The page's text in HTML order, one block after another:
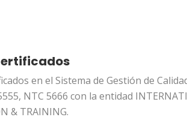
en el Sistema de Gestión de
NTC 5666 con la entidad
& TRAINING.